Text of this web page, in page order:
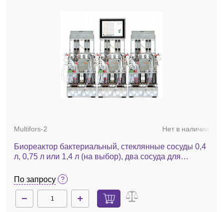
Multifors-2 Нет в наличии
Биореактор бактериальный, стеклянные сосуды 0,4
л, 0,75 л или 1,4 л (на выбор), два сосуда для
параметров, Multifors 2
По запросу